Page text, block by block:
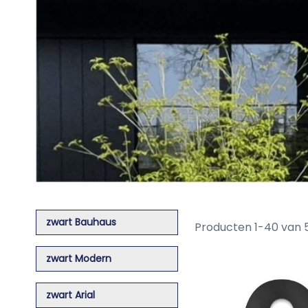
Producten1-40 van
zwart Bauhaus
zwart Modern
zwart Arial